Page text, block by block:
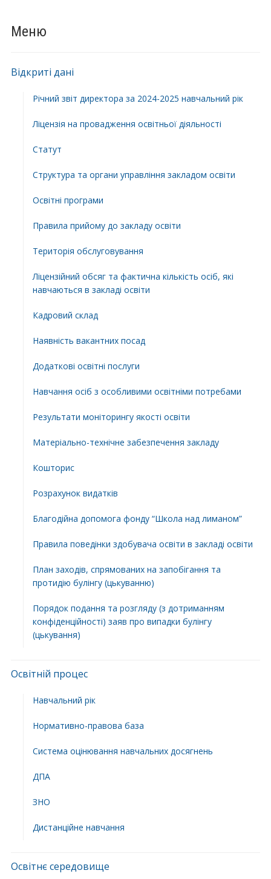
Меню
Відкриті дані
Річний звіт директора за 2024-2025 навчальний рік
Ліцензія на провадження освітньої діяльності
Статут
Структура та органи управління закладом освіти
Освiтнi програми
Правила прийому до закладу освіти
Територiя обслуговування
Ліцензійний обсяг та фактична кількість осіб, які
навчаються в закладі освіти
Кадровий склад
Наявність вакантних посад
Додатковi освiтнi послуги
Навчання осіб з особливими освітніми потребами
Результати моніторингу якості освіти
Матеріально-технічне забезпечення закладу
Кошторис
Розрахунок видатків
Благодійна допомога фонду “Школа над лиманом”
Правила поведінки здобувача освіти в закладі освіти
План заходів, спрямованих на запобігання та
протидію булінгу (цькуванню)
Порядок подання та розгляду (з дотриманням
конфіденційності) заяв про випадки булінгу
(цькування)
Освітній процес
Навчальний рік
Нормативно-правова база
Система оцінювання навчальних досягнень
ДПА
ЗНО
Дистанційне навчання
Освітнє середовище